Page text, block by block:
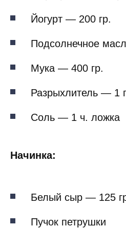
Йогурт — 200 гр.
Подсолнечное
Мука — 400 гр.
Разрыхлитель — 1
Соль — 1 ч. ложка
Начинка:
Белый сыр — 125
Пучок петрушки